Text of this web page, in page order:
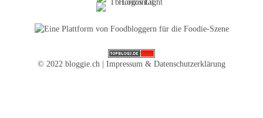
© 2022 bloggie.ch | Impressum & Datenschutzerklärung